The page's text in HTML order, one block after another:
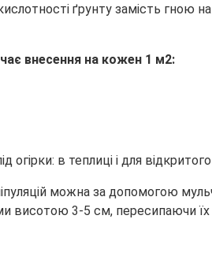
ґрунту замість гною
внесення на кожен 1 м2:
можна за допомогою
3-5 см, пересипаючи